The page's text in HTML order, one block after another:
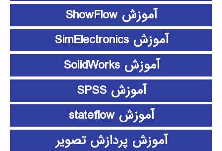
آموزش ShowFlow
آموزش SimElectronics
آموزش SolidWorks
آموزش SPSS
آموزش stateflow
آموزش پردازش تصویر